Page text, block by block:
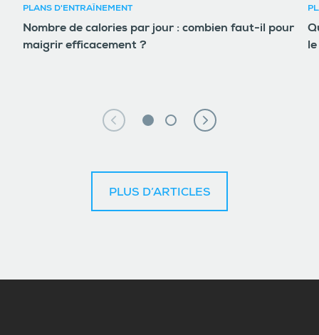
PLANS D'ENTRAÎNEMENT
Nombre de calories par jour : combien faut-il pour
maigrir efficacement ?
PLUS D’ARTICLES